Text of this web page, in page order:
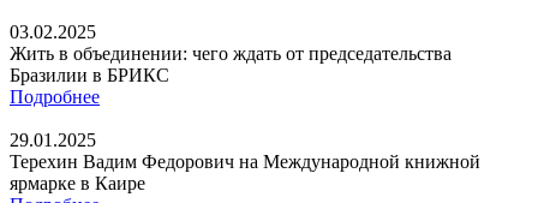
03.02.2025
Жить в объединении: чего ждать от председательства
Бразилии в БРИКС
Подробнее
29.01.2025
Терехин Вадим Федорович на Международной книжной
ярмарке в Каире